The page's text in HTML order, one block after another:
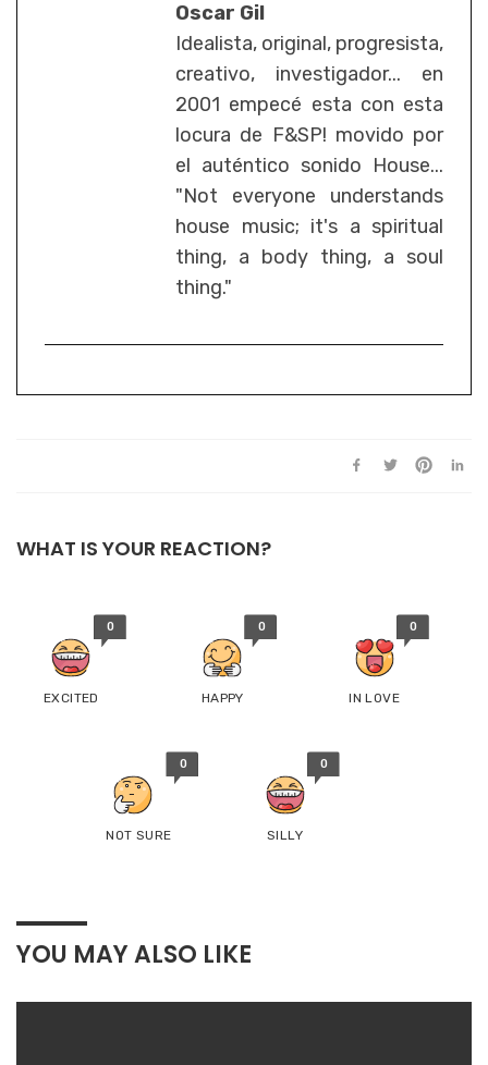
Oscar Gil
Idealista, original, progresista,
creativo, investigador... en
2001 empecé esta con esta
locura de F&SP! movido por
el auténtico sonido House...
"Not everyone understands
house music; it's a spiritual
thing, a body thing, a soul
thing."
WHAT IS YOUR REACTION?
0
EXCITED
0
HAPPY
0
IN LOVE
0
NOT SURE
0
SILLY
YOU MAY ALSO LIKE